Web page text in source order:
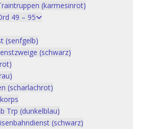
(karmesinrot)
49 – 95
(senfgelb)
(schwarz)
(scharlachrot)
Trp (dunkelblau)
(schwarz)